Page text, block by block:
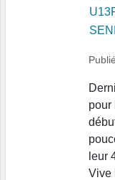
pour
leur
Vive